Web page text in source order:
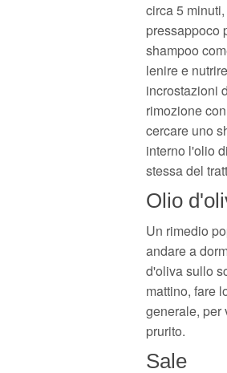
circa 5
pressappoco
shampoo
lenire e
incrostazioni
rimozione
cercare uno
interno l'olio
stessa del
Olio
Un rimedio
andare a
d'oliva sullo
mattino, fare
generale, per
prurito.
Sale